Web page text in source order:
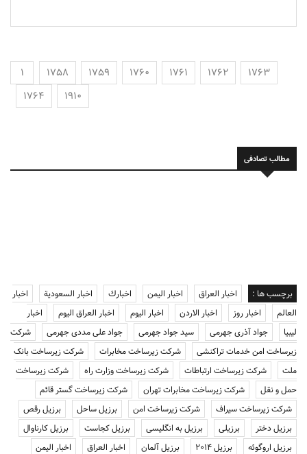
1 1758 1759 1760 1761 1762
1763
1764
1910
مطالب تصادفی
برچسب ها : اخبار العراق اخبار اليمن اخبارك اخبار السعودية
اخبار
العالم
اخبار روز اخبار الاردن اخبار اليوم اخبار العراق اليوم
اخبار
ليبيا
جواد آذری جهرمی سید جواد جهرمی جواد علی مددی جهرمی
شرکت
زیرساخت امن خدمات تراکنشی
شرکت زیرساخت مخابرات
شرکت زیرساخت بانک
ملت
شرکت زیرساخت ارتباطات شرکت زیرساخت وزارت راه
شرکت زیرساخت
حمل و نقل
شرکت زیرساخت مخابرات تهران
شرکت زیرساخت گستر قائم
شرکت زیرساخت سیراف
شرکت زیرساخت امن برزیل ساحل
برزیل رقص
برزیل دختر
برزیلی برزیل به انگلیسی برزیل کجاست
برزیل کارناوال
برزیل اروگوئه
برزیل 2014 برزیل آلمان اخبار العراق اخبار اليمن